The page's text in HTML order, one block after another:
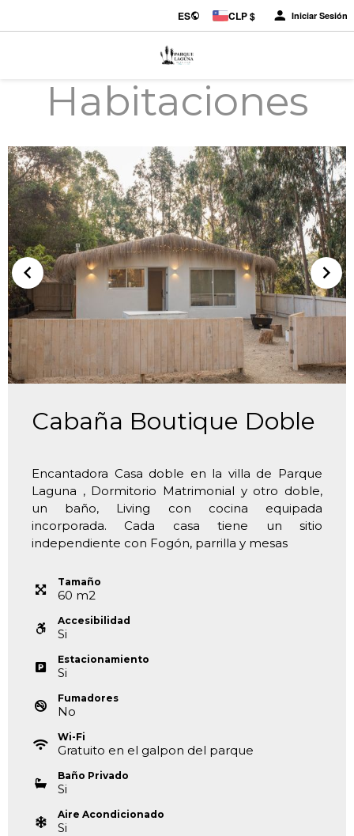
ES CLP $ Iniciar Sesión
Habitaciones
Cabaña Boutique Doble
Encantadora Casa doble en la villa de Parque
Laguna , Dormitorio Matrimonial y otro doble,
un baño, Living con cocina equipada
incorporada. Cada casa tiene un sitio
independiente con Fogón, parrilla y mesas
Tamaño
60 m2
Accesibilidad
Si
Estacionamiento
Si
Fumadores
No
Wi-Fi
Gratuito en el galpon del parque
Baño Privado
Si
Aire Acondicionado
Si